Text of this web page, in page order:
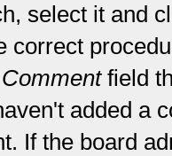
select it and
correct
field
added a
If the board